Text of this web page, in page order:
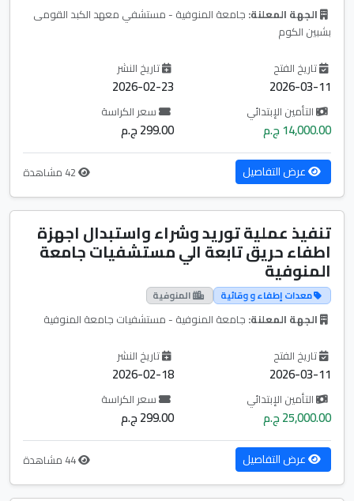
الجهة المعلنة: جامعة المنوفية - مستشفي معهد الكبد القومى
بشبين الكوم
تاريخ الفتح
2026-03-11
تاريخ النشر
2026-02-23
التأمين الإبتدائي
14,000.00 ج.م
سعر الكراسة
299.00 ج.م
عرض التفاصيل
تنفيذ عملية توريد وشراء واستبدال اجهزة
اطفاء حريق تابعة الي مستشفيات جامعة
المنوفية
معدات إطفاء و وقائية المنوفية
الجهة المعلنة: جامعة المنوفية - مستشفيات جامعة المنوفية
تاريخ الفتح
2026-03-11
تاريخ النشر
2026-02-18
التأمين الإبتدائي
25,000.00 ج.م
سعر الكراسة
299.00 ج.م
عرض التفاصيل